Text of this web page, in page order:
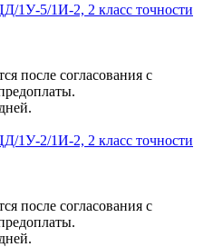
1У-5/1И-2, 2 класс точности
после согласования с
1У-2/1И-2, 2 класс точности
после согласования с